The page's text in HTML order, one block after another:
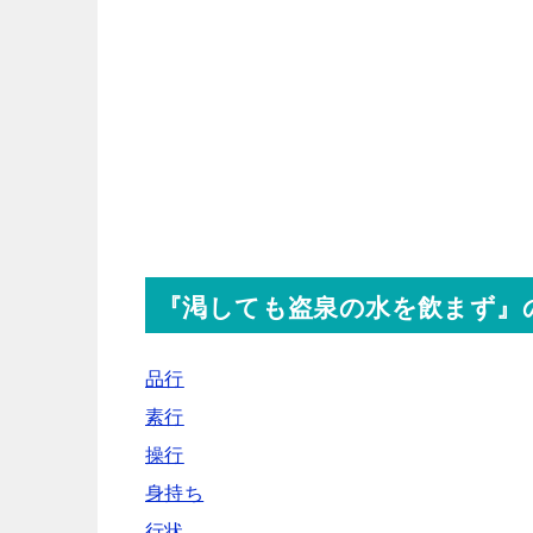
『渇しても盗泉の水を飲まず』
品行
素行
操行
身持ち